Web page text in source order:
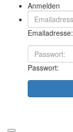
Anmelden
Emailadresse:
Passwort: